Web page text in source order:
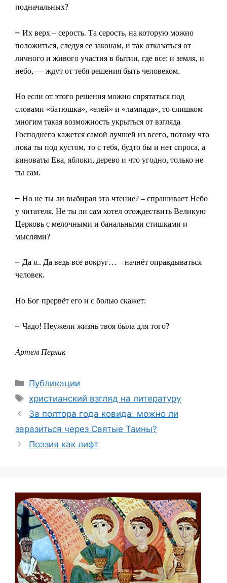
подначальных?
– Их верх – серость. Та серость, на которую можно
положиться, следуя ее законам, и так отказаться от
личного и живого участия в бытии, где все: и земля, и
небо, — ждут от тебя решения быть человеком.
Но если от этого решения можно спрятаться под
словами «батюшка», «елей» и «лампада», то слишком
многим такая возможность укрыться от взгляда
Господнего кажется самой лучшей из всего, потому что
пока ты под кустом, то с тебя, будто бы и нет спроса, а
виноваты Ева, яблоки, дерево и что угодно, только не
ты сам.
– Но не ты ли выбирал это чтение? – спрашивает Небо
у читателя. Не ты ли сам хотел отождествить Великую
Церковь с мелочными и банальными стишками и
мыслями?
– Да я.. Да ведь все вокруг… – начнёт оправдываться
человек.
Но Бог прервёт его и с болью скажет:
– Чадо! Неужели жизнь твоя была для того?
Артем Перлик
Рубрики
Публикации
Метки
христианский взгляд на литературу
За полтора года ковида: можно ли
заразиться через Святые Таины?
Поэзия как лифт